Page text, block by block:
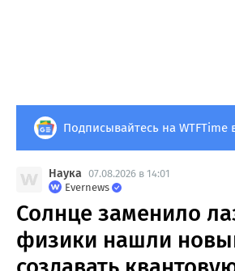
Подписывайтесь на WTFTime
Наука 07.08.2026 в 14:01
Evernews
Солнце заменило
физики нашли